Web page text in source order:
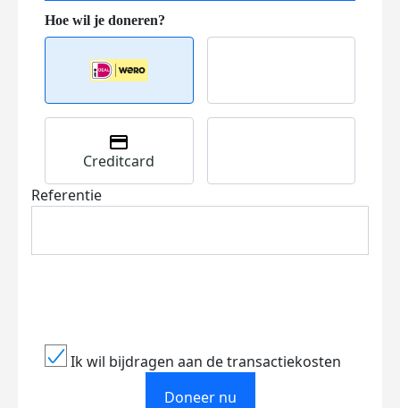
Creditcard
Referentie
Ik wil bijdragen aan de transactiekosten
Doneer nu